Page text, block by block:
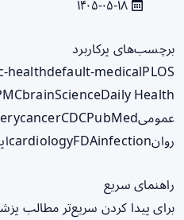
برچسب‌های پرکاربرد
healthdefault-medicalPLOS
brainScienceDaily Health
عمومی
cancerCDCPubMed
روان
cardiologyFDAinfection
راهنمای سریع
برای پیدا کردن سریع‌تر مطالب